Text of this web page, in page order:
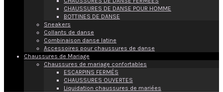
CHAUSSURES DE DANSE POUR HOMME
BOTTINES DE DANSE
Sneakers
Collants de danse
Combinaison danse latine
Accessoires pour chaussures de danse
Chaussures de Mariage
Chaussures de mariage confortables
ESCARPINS FERMÉS
CHAUSSURES OUVERTES
Liquidation chaussures de mariées